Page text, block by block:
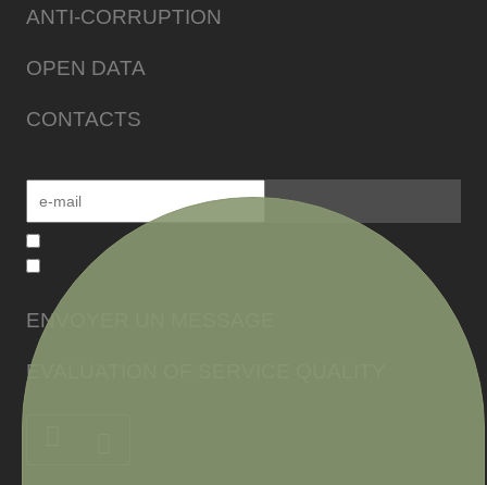
ANTI-CORRUPTION
OPEN DATA
CONTACTS
ENVOYER UN MESSAGE
EVALUATION OF SERVICE QUALITY